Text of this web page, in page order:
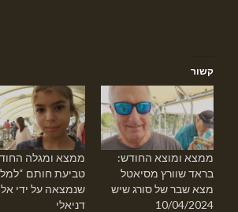
קשור
ממצא ומוצא החודש:
בראד שוורץ מסיאטל
מצא שבר של סורג שיש
10/04/2024
ממצא ומגלה
טביעת חותם
שנמצאה על ידי
דניאלי